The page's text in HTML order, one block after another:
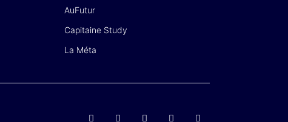
AuFutur
Capitaine Study
La Méta